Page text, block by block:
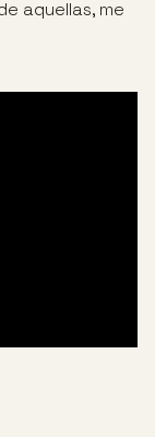
aquellas, me